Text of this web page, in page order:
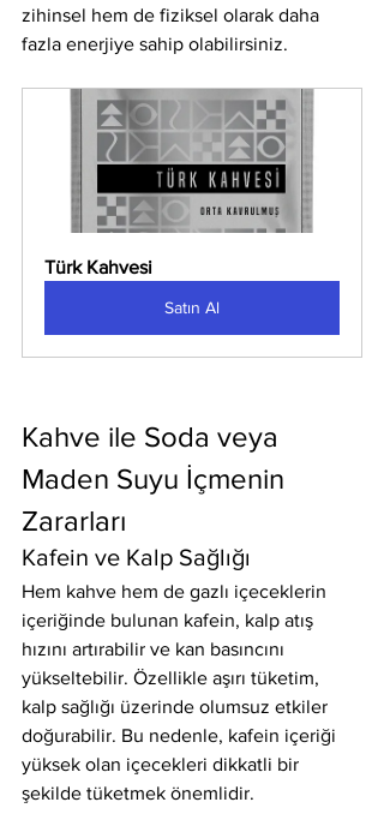
zihinsel hem de fiziksel olarak daha
fazla enerjiye sahip olabilirsiniz.
Türk Kahvesi
Satın Al
Kahve ile Soda veya
Maden Suyu İçmenin
Zararları
Kafein ve Kalp Sağlığı
Hem kahve hem de gazlı içeceklerin
içeriğinde bulunan kafein, kalp atış
hızını artırabilir ve kan basıncını
yükseltebilir. Özellikle aşırı tüketim,
kalp sağlığı üzerinde olumsuz etkiler
doğurabilir. Bu nedenle, kafein içeriği
yüksek olan içecekleri dikkatli bir
şekilde tüketmek önemlidir.